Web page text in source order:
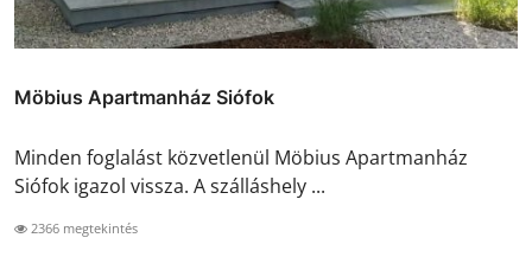
Möbius Apartmanház Siófok
Minden foglalást közvetlenül Möbius Apartmanház
Siófok igazol vissza. A szálláshely ...
2366 megtekintés